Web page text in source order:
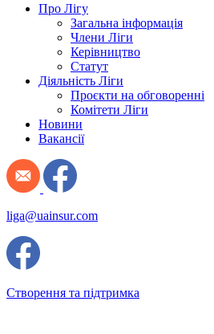
Про Лігу
Загальна інформація
Члени Ліги
Керівництво
Статут
Діяльність Ліги
Проєкти на обговоренні
Комітети Ліги
Новини
Вакансії
liga@uainsur.com
Створення та підтримка